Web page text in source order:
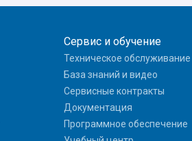
Сервис и обучение
Техническое обслуживание
База знаний и видео
Сервисные контракты
Документация
Программное обеспечение